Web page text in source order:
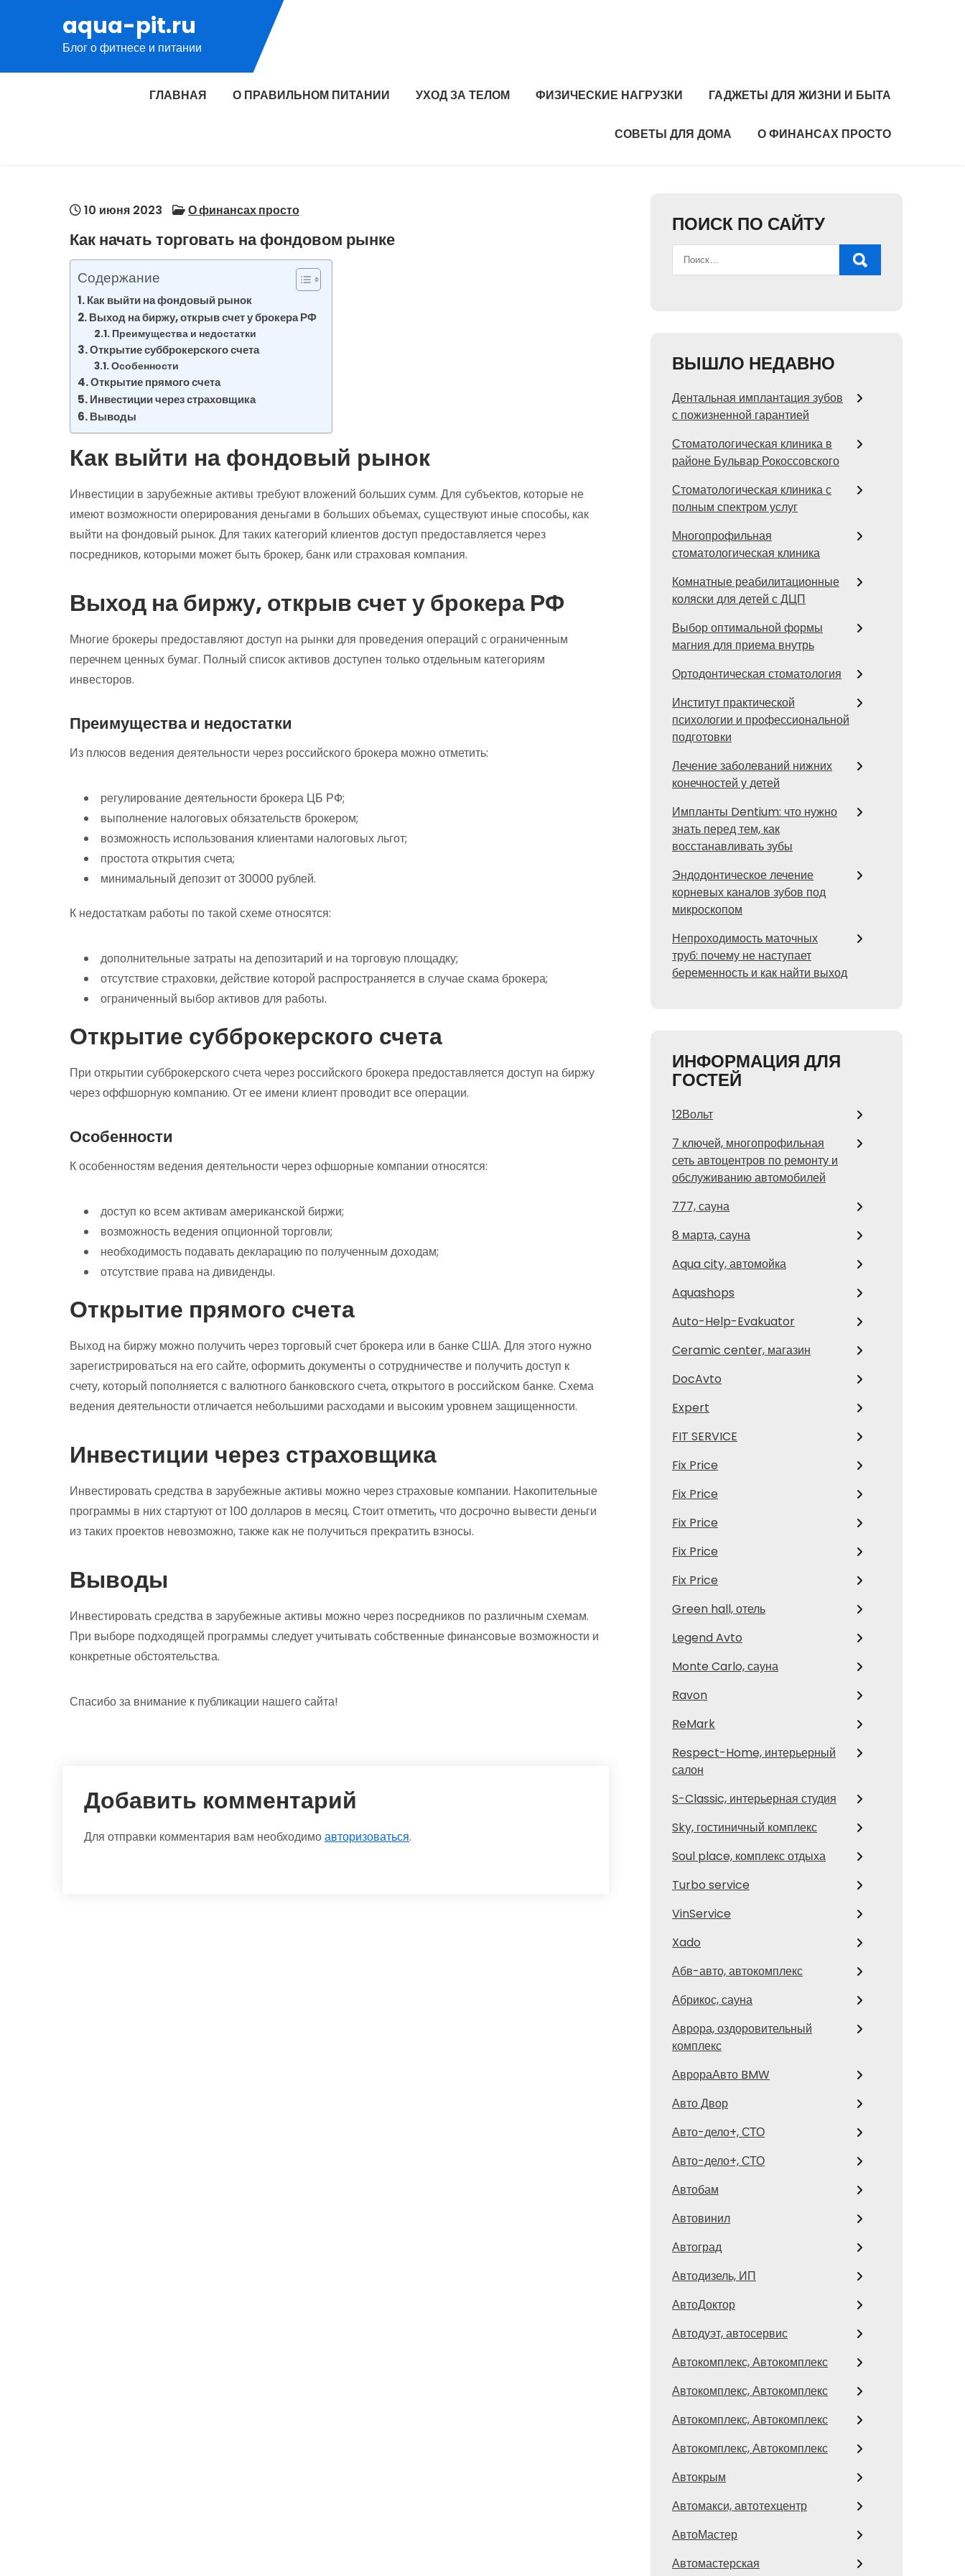
содержимому
aqua-pit.ru
Блог о фитнесе и питании
ГЛАВНАЯ О ПРАВИЛЬНОМ ПИТАНИИ УХОД ЗА ТЕЛОМ ФИЗИЧЕСКИЕ НАГРУЗКИ ГАДЖЕТЫ ДЛЯ ЖИЗНИ И БЫТА
СОВЕТЫ ДЛЯ ДОМА О ФИНАНСАХ ПРОСТО
10 июня 2023 О финансах просто
Как начать торговать на фондовом рынке
Содержание
Как выйти на фондовый рынок
Выход на биржу, открыв счет у брокера РФ
Преимущества и недостатки
Открытие субброкерского счета
Особенности
Открытие прямого счета
Инвестиции через страховщика
Выводы
Как выйти на фондовый рынок
Инвестиции в зарубежные активы требуют вложений больших сумм. Для субъектов, которые не
имеют возможности оперирования деньгами в больших объемах, существуют иные способы, как
выйти на фондовый рынок. Для таких категорий клиентов доступ предоставляется через
посредников, которыми может быть брокер, банк или страховая компания.
Выход на биржу, открыв счет у брокера РФ
Многие брокеры предоставляют доступ на рынки для проведения операций с ограниченным
перечнем ценных бумаг. Полный список активов доступен только отдельным категориям
инвесторов.
Преимущества и недостатки
Из плюсов ведения деятельности через российского брокера можно отметить:
регулирование деятельности брокера ЦБ РФ;
выполнение налоговых обязательств брокером;
возможность использования клиентами налоговых льгот;
простота открытия счета;
минимальный депозит от 30000 рублей.
К недостаткам работы по такой схеме относятся:
дополнительные затраты на депозитарий и на торговую площадку;
отсутствие страховки, действие которой распространяется в случае скама брокера;
ограниченный выбор активов для работы.
Открытие субброкерского счета
При открытии субброкерского счета через российского брокера предоставляется доступ на биржу
через оффшорную компанию. От ее имени клиент проводит все операции.
Особенности
К особенностям ведения деятельности через офшорные компании относятся:
доступ ко всем активам американской биржи;
возможность ведения опционной торговли;
необходимость подавать декларацию по полученным доходам;
отсутствие права на дивиденды.
Открытие прямого счета
Выход на биржу можно получить через торговый счет брокера или в банке США. Для этого нужно
зарегистрироваться на его сайте, оформить документы о сотрудничестве и получить доступ к
счету, который пополняется с валютного банковского счета, открытого в российском банке. Схема
ведения деятельности отличается небольшими расходами и высоким уровнем защищенности.
Инвестиции через страховщика
Инвестировать средства в зарубежные активы можно через страховые компании. Накопительные
программы в них стартуют от 100 долларов в месяц. Стоит отметить, что досрочно вывести деньги
из таких проектов невозможно, также как не получиться прекратить взносы.
Выводы
Инвестировать средства в зарубежные активы можно через посредников по различным схемам.
При выборе подходящей программы следует учитывать собственные финансовые возможности и
конкретные обстоятельства.
Спасибо за внимание к публикации нашего сайта!
Добавить комментарий
Для отправки комментария вам необходимоавторизоваться.
ПОИСК ПО САЙТУ
ВЫШЛО НЕДАВНО
Дентальная имплантация зубов
с пожизненной гарантией
Стоматологическая клиника в
районе Бульвар Рокоссовского
Стоматологическая клиника с
полным спектром услуг
Многопрофильная
стоматологическая клиника
Комнатные реабилитационные
коляски для детей с ДЦП
Выбор оптимальной формы
магния для приема внутрь
Ортодонтическая стоматология
Институт практической
психологии и профессиональной
подготовки
Лечение заболеваний нижних
конечностей у детей
Импланты Dentium: что нужно
знать перед тем, как
восстанавливать зубы
Эндодонтическое лечение
корневых каналов зубов под
микроскопом
Непроходимость маточных
труб: почему не наступает
беременность и как найти выход
ИНФОРМАЦИЯ ДЛЯ
ГОСТЕЙ
12Вольт
7 ключей, многопрофильная
сеть автоцентров по ремонту и
обслуживанию автомобилей
777, сауна
8 марта, сауна
Aqua city, автомойка
Aquashops
Auto-Help-Evakuator
Ceramic center, магазин
DocAvto
Expert
FIT SERVICE
Fix Price
Fix Price
Fix Price
Fix Price
Fix Price
Green hall, отель
Legend Avto
Monte Carlo, сауна
Ravon
ReMark
Respect-Home, интерьерный
салон
S-Classic, интерьерная студия
Sky, гостиничный комплекс
Soul place, комплекс отдыха
Turbo service
VinService
Xado
Абв-авто, автокомплекс
Абрикос, сауна
Аврора, оздоровительный
комплекс
АврораАвто BMW
Авто Двор
Авто-дело+, СТО
Авто-дело+, СТО
Автобам
Автовинил
Автоград
Автодизель, ИП
АвтоДоктор
Автодуэт, автосервис
Автокомплекс, Автокомплекс
Автокомплекс, Автокомплекс
Автокомплекс, Автокомплекс
Автокомплекс, Автокомплекс
Автокрым
Автомакси, автотехцентр
АвтоМастер
Автомастерская